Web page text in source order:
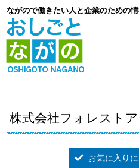
ながので働きたい人と企業のための
株式会社フォレスト
お気に入り